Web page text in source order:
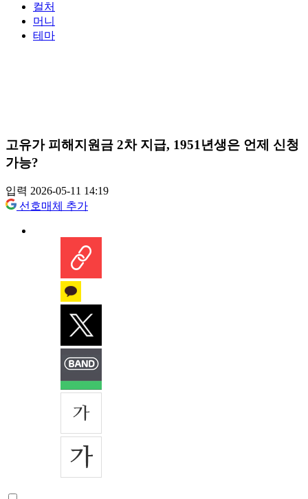
컬처
머니
테마
고유가 피해지원금 2차 지급, 1951년생은 언제 신청
가능?
입력 2026-05-11 14:19
선호매체 추가